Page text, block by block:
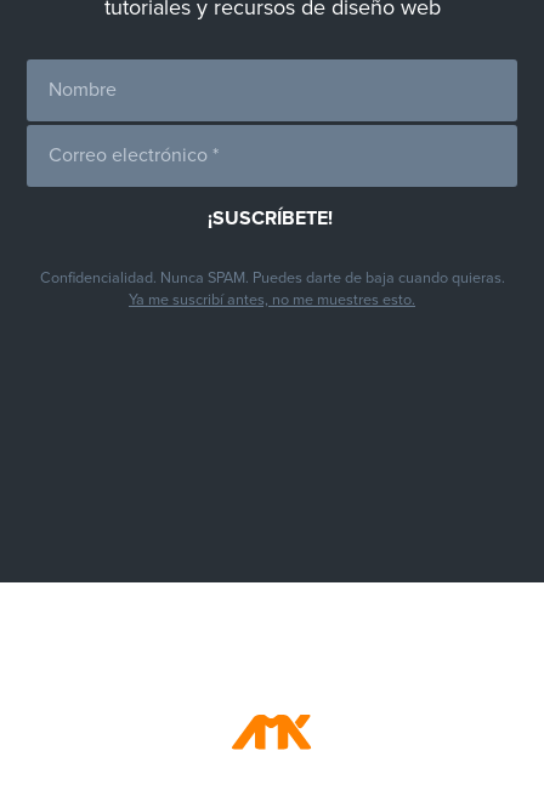
tutoriales y recursos de diseño web
Confidencialidad. Nunca SPAM. Puedes darte de baja cuando quieras.
Ya me suscribí antes, no me muestres esto.